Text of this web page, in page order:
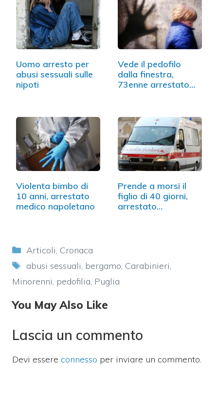
Uomo arresto per
abusi sessuali sulle
nipoti
Vede il pedofilo
dalla finestra,
73enne arrestato…
Violenta bimbo di
10 anni, arrestato
medico napoletano
Prende a morsi il
figlio di 40 giorni,
arrestato…
Categorie
Articoli, Cronaca
Tag
abusi sessuali, bergamo, Carabinieri,
Minorenni, pedofilia, Puglia
You May Also Like
Lascia un commento
Devi essere connesso per inviare un commento.